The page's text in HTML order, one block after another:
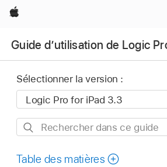
Apple
Guide d’utilisation de Logic
Sélectionner la version :
Rechercher
ce
Table des matières